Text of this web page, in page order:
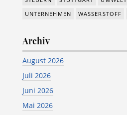
UNTERNEHMEN
WASSERSTOFF
Archiv
August 2026
Juli 2026
Juni 2026
Mai 2026